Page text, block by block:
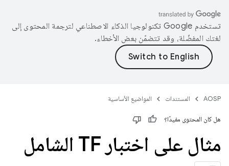
تستخدم Google تكنولوجيا الذكاء الاصطناعي لترجمة المحتوى إلى
لغتك المفضّلة، وقد تتضمّن بعض الأخطاء.
AOSP المستندات المواضيع الأساسية
هل كان المحتوى مفيدًا؟
مثال على اختبار TF الشامل